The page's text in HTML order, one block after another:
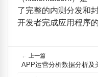
了完整的内测分发和
开发者完成应用程序
← 上一篇
APP运营分析数据分析及